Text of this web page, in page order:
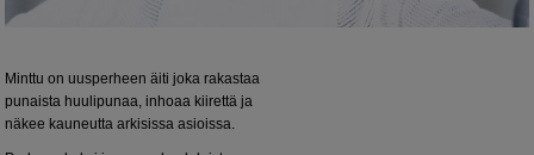
Minttu on uusperheen äiti joka rakastaa
punaista huulipunaa, inhoaa kiirettä ja
näkee kauneutta arkisissa asioissa.